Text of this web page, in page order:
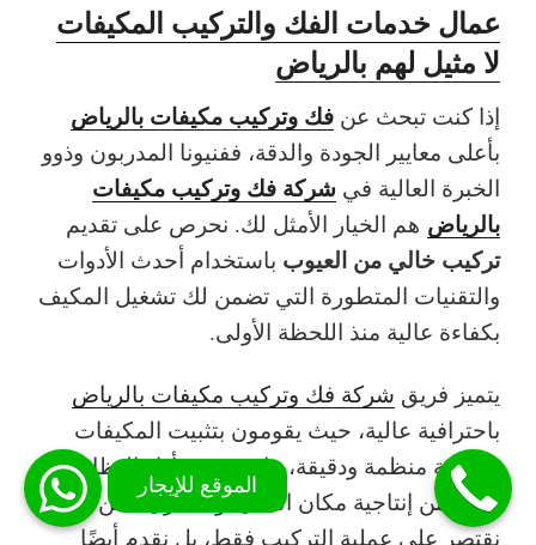
عمال خدمات الفك والتركيب المكيفات
لا مثيل لهم بالرياض
إذا كنت تبحث عن فك وتركيب مكيفات بالرياض
بأعلى معايير الجودة والدقة، ففنيونا المدربون وذوو
الخبرة العالية في شركة فك وتركيب مكيفات
بالرياض هم الخيار الأمثل لك. نحرص على تقديم
تركيب خالي من العيوب باستخدام أحدث الأدوات
والتقنيات المتطورة التي تضمن لك تشغيل المكيف
بكفاءة عالية منذ اللحظة الأولى.
يتميز فريق شركة فك وتركيب مكيفات بالرياض
باحترافية عالية، حيث يقومون بتثبيت المكيفات
بطريقة منظمة ودقيقة، ما يعزز من أداء النظام
ويزيد من إنتاجية مكان العمل أو المنزل. نحن لا
نقتصر على عملية التركيب فقط، بل نقدم أيضًا